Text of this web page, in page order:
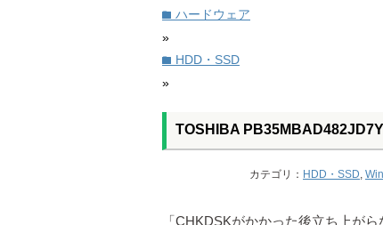
folder ハードウェア
»
folder HDD・SSD
»
TOSHIBA
カテゴリ： HDD・SSD,
「CHKDSKがかかった後立ち上が